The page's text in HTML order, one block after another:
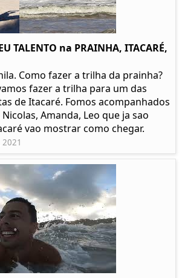
TALENTO na PRAINHA, ITACARÉ,
Como fazer a trilha da prainha?
fazer a trilha para um das
de Itacaré. Fomos acompanhados
Amanda, Leo que ja sao
vao mostrar como chegar.